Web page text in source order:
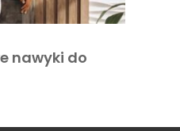
nawyki do